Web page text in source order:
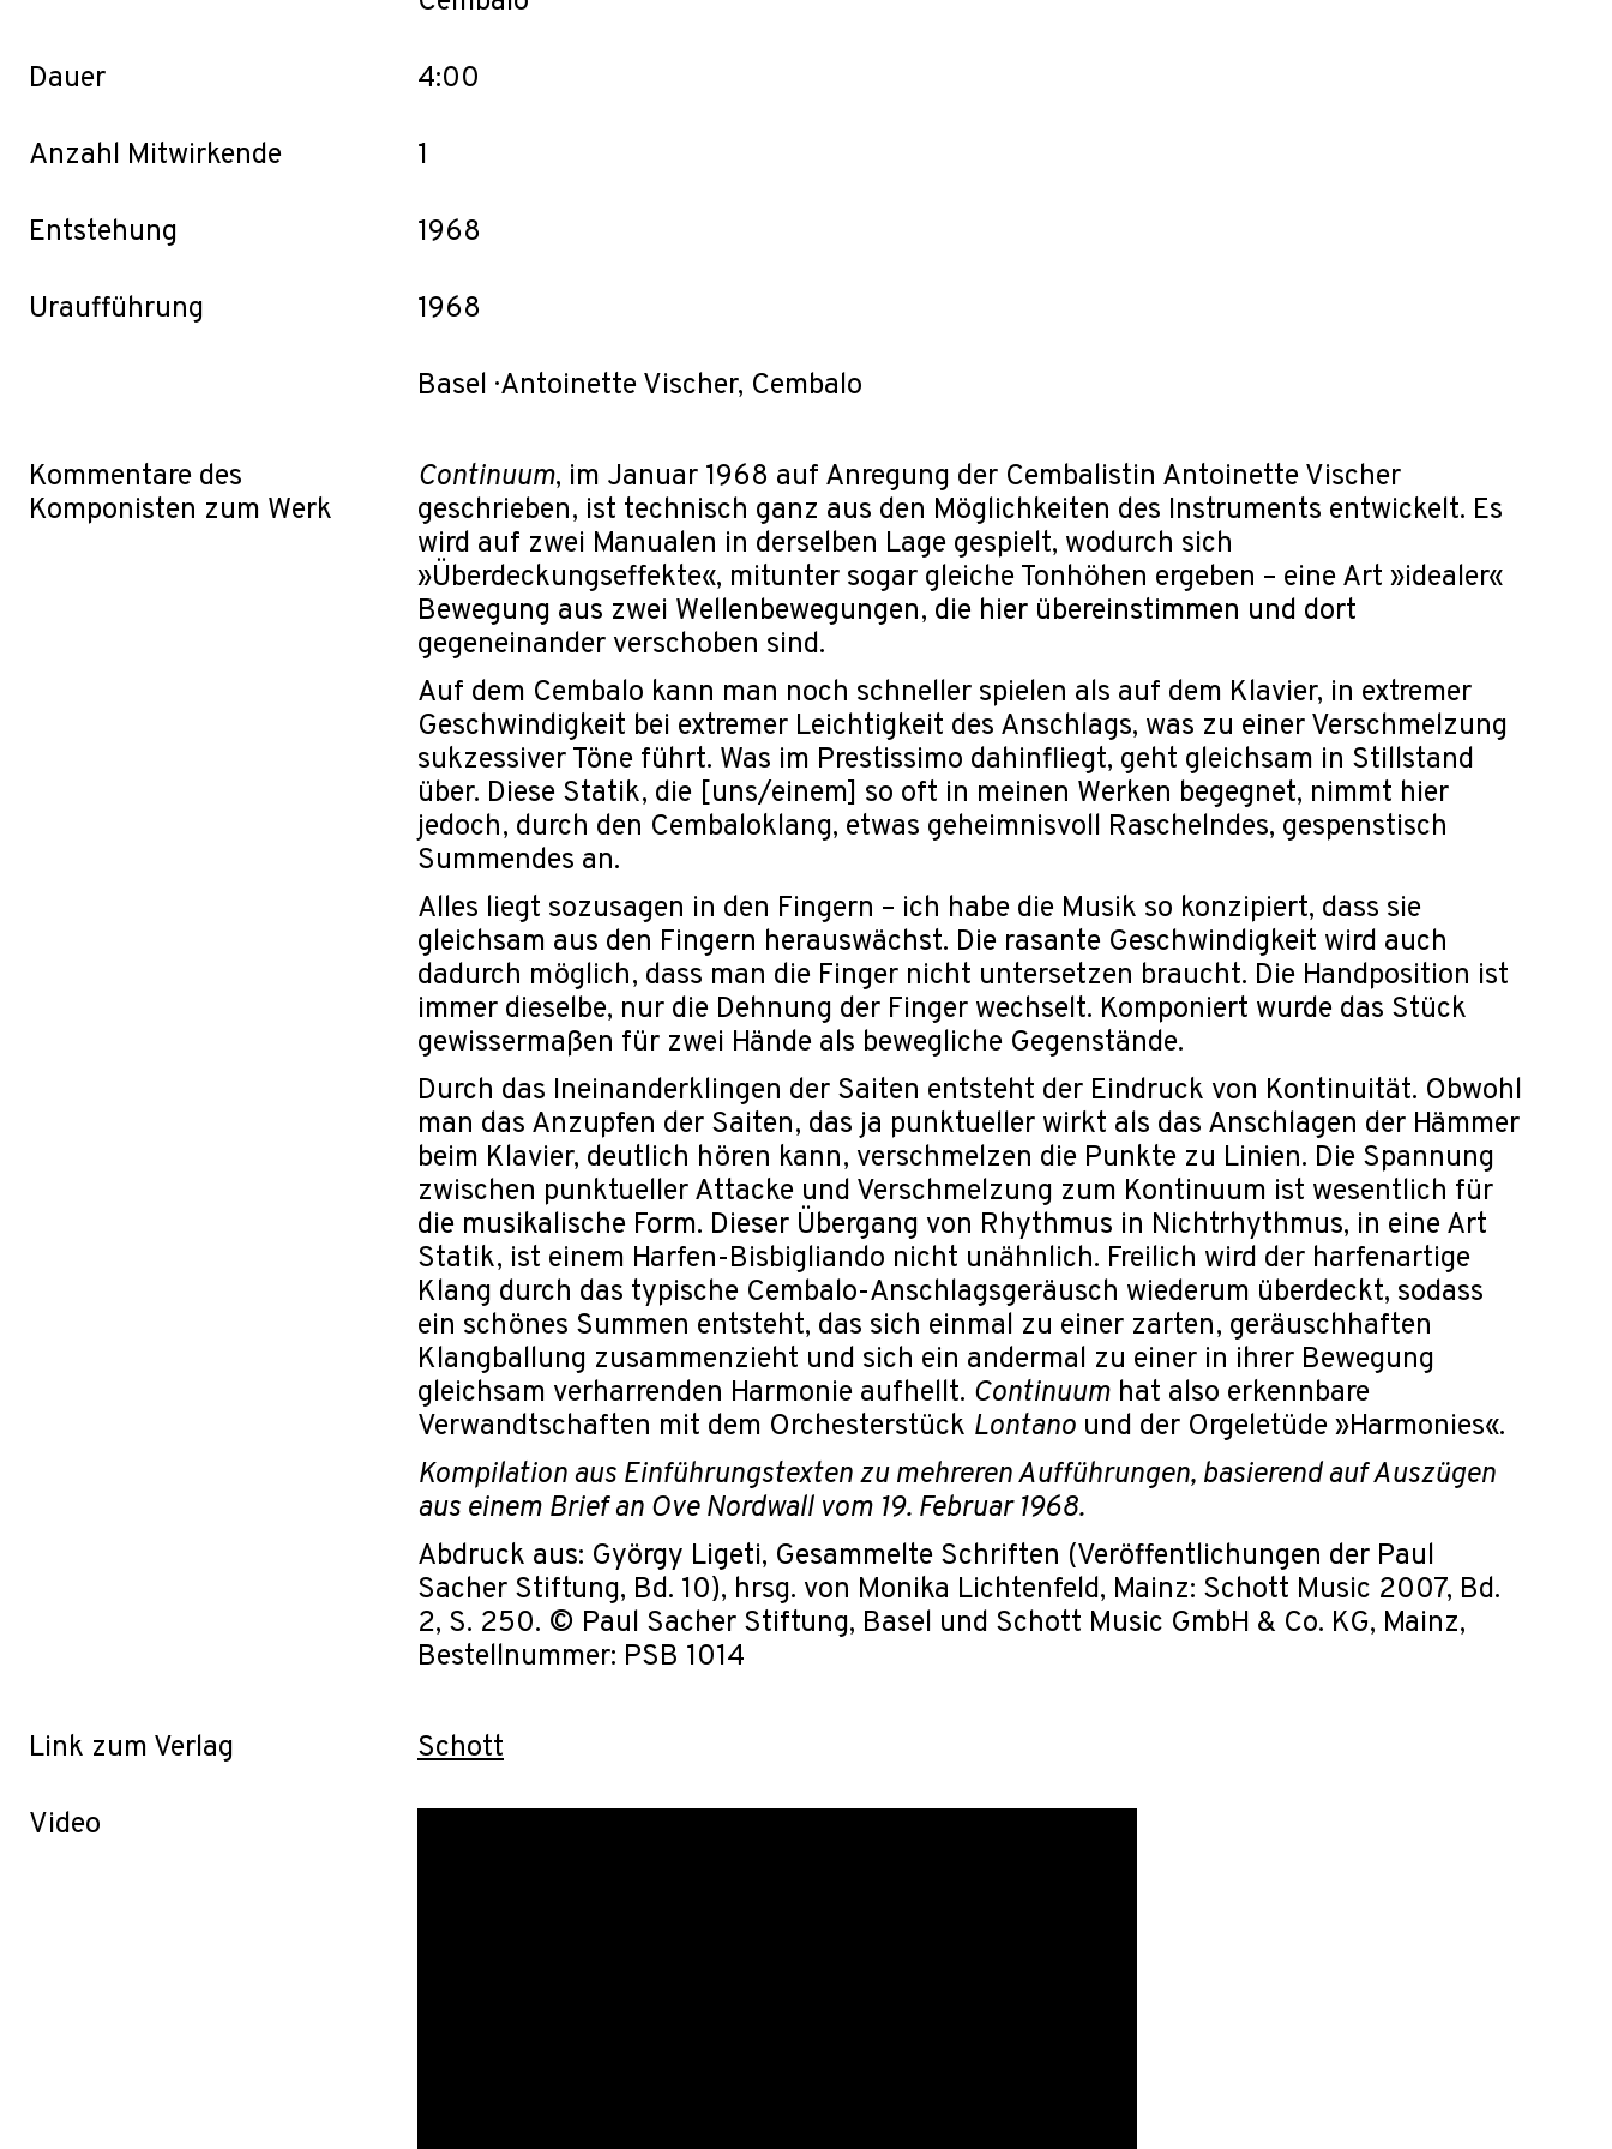
Dauer 4:00
Anzahl Mitwirkende 1
Entstehung 1968
Uraufführung 1968
Basel · Antoinette Vischer, Cembalo
Kommentare des
Komponisten zum Werk
Continuum, im Januar 1968 auf Anregung der Cembalistin Antoinette Vischer
geschrieben, ist technisch ganz aus den Möglichkeiten des Instruments entwickelt. Es
wird auf zwei Manualen in derselben Lage gespielt, wodurch sich
»Überdeckungseffekte«, mitunter sogar gleiche Tonhöhen ergeben – eine Art »idealer«
Bewegung aus zwei Wellenbewegungen, die hier übereinstimmen und dort
gegeneinander verschoben sind.
Auf dem Cembalo kann man noch schneller spielen als auf dem Klavier, in extremer
Geschwindigkeit bei extremer Leichtigkeit des Anschlags, was zu einer Verschmelzung
sukzessiver Töne führt. Was im Prestissimo dahinfliegt, geht gleichsam in Stillstand
über. Diese Statik, die [uns/einem] so oft in meinen Werken begegnet, nimmt hier
jedoch, durch den Cembaloklang, etwas geheimnisvoll Raschelndes, gespenstisch
Summendes an.
Alles liegt sozusagen in den Fingern – ich habe die Musik so konzipiert, dass sie
gleichsam aus den Fingern herauswächst. Die rasante Geschwindigkeit wird auch
dadurch möglich, dass man die Finger nicht untersetzen braucht. Die Handposition ist
immer dieselbe, nur die Dehnung der Finger wechselt. Komponiert wurde das Stück
gewissermaßen für zwei Hände als bewegliche Gegenstände.
Durch das Ineinanderklingen der Saiten entsteht der Eindruck von Kontinuität. Obwohl
man das Anzupfen der Saiten, das ja punktueller wirkt als das Anschlagen der Hämmer
beim Klavier, deutlich hören kann, verschmelzen die Punkte zu Linien. Die Spannung
zwischen punktueller Attacke und Verschmelzung zum Kontinuum ist wesentlich für
die musikalische Form. Dieser Übergang von Rhythmus in Nichtrhythmus, in eine Art
Statik, ist einem Harfen-Bisbigliando nicht unähnlich. Freilich wird der harfenartige
Klang durch das typische Cembalo-Anschlagsgeräusch wiederum überdeckt, sodass
ein schönes Summen entsteht, das sich einmal zu einer zarten, geräuschhaften
Klangballung zusammenzieht und sich ein andermal zu einer in ihrer Bewegung
gleichsam verharrenden Harmonie aufhellt. Continuum hat also erkennbare
Verwandtschaften mit dem Orchesterstück Lontano und der Orgeletüde »Harmonies«.
Kompilation aus Einführungstexten zu mehreren Aufführungen, basierend auf Auszügen
aus einem Brief an Ove Nordwall vom 19. Februar 1968.
Abdruck aus: György Ligeti, Gesammelte Schriften (Veröffentlichungen der Paul
Sacher Stiftung, Bd. 10), hrsg. von Monika Lichtenfeld, Mainz: Schott Music 2007, Bd.
2, S. 250. © Paul Sacher Stiftung, Basel und Schott Music GmbH & Co. KG, Mainz,
Bestellnummer: PSB 1014
Link zum Verlag Schott
Video